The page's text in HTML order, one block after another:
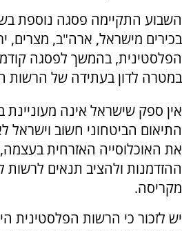
השבוע התקיימה פסגה נוספת
בכירים מישראל, ארה"ב, מצרים,
הפלסטינית, בהמשך לפסגה
במטרה לדון בעתידה של הרשות
אין ספק שישראל אינה
התיאום הביטחוני חשוב וישראל
את האוכלוסייה האזרחית
ההזדמנות ולהציב תנאים לרשות
מקריסה.
יש לזכור כי הרשות הפלסטינית